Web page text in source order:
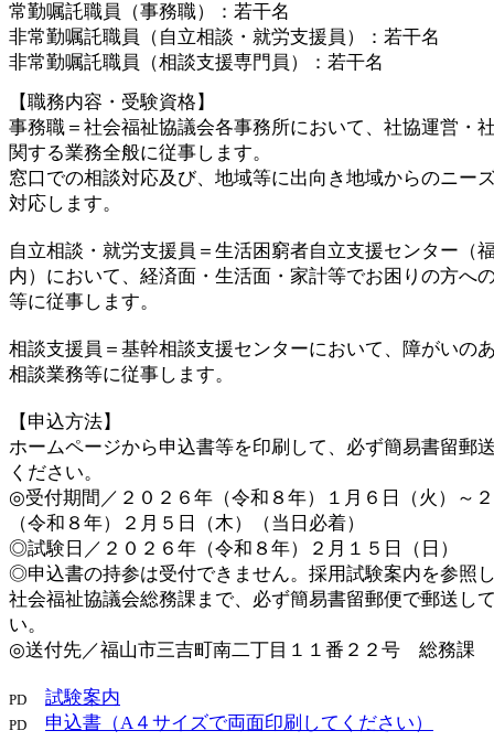
常勤嘱託職員（事務職）：若干名
非常勤嘱託職員（自立相談・就労支援員）：若干名
非常勤嘱託職員（相談支援専門員）：若干名
【職務内容・受験資格】
事務職＝社会福祉協議会各事務所において、社協運営・
関する業務全般に従事します。
窓口での相談対応及び、地域等に出向き地域からのニー
対応します。
自立相談・就労支援員＝生活困窮者自立支援センター（
内）において、経済面・生活面・家計等でお困りの方へ
等に従事します。
相談支援員＝基幹相談支援センターにおいて、障がいの
相談業務等に従事します。
【申込方法】
ホームページから申込書等を印刷して、必ず簡易書留郵
ください。
◎受付期間／２０２６年（令和８年）１月６日（火）～
（令和８年）２月５日（木）
（当日必着）
◎試験日／２０２６年（令和８年）２月１５日（日）
◎申込書の持参は受付できません。採用試験案内を参照
社会福祉協議会総務課まで、必ず簡易書留郵便で郵送し
い。
◎送付先／福山市三吉町南二丁目１１番２２号 総務課
試験案内
申込書（A４サイズで両面印刷してください）